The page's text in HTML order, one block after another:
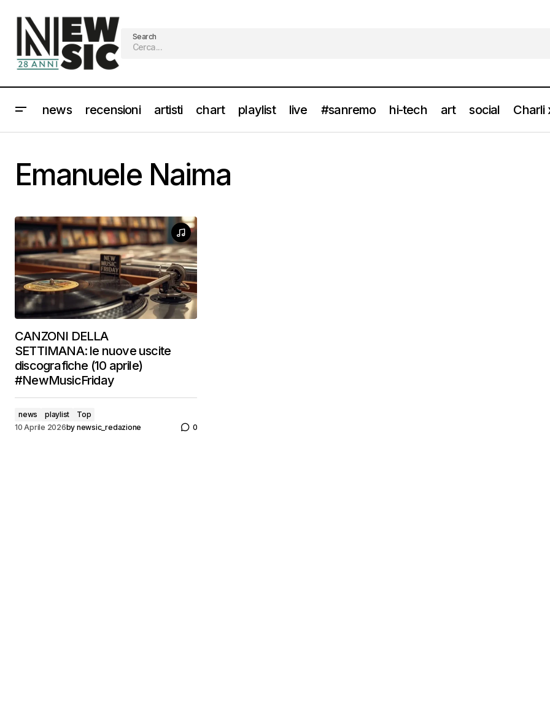
Search
news recensioni artisti chart playlist live #sanremo hi-tech art social Charli
Emanuele Naima
CANZONI DELLA
SETTIMANA: le nuove uscite
discografiche (10 aprile)
#NewMusicFriday
news playlist
Top
10 Aprile 2026by newsic_redazione 0